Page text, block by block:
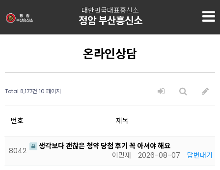
대한민국대표흥신소
정암 부산흥신소
온라인상담
Total 8,177건 10 페이지
번호 제목
8042
생각보다 괜찮은 청약 당첨 후기 꼭 아셔야 해요
이민재
2026-08-07 답변대기